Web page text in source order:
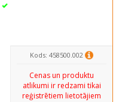
Kods: 458500.002
Cenas un produktu
atlikumi ir redzami tikai
reģistrētiem lietotājiem